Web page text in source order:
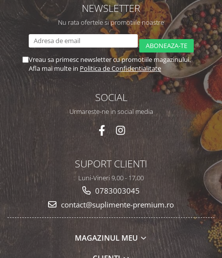
NEWSLETTER
Nu rata ofertele si promotiile noastre
Vreau sa primesc newsletter cu promotiile magazinului.
Afla mai multe in Politica de Confidentialitate
SOCIAL
Urmareste-ne in social media
SUPORT CLIENTI
Luni-Vineri 9,00 - 17,00
0783003045
contact@suplimente-premium.ro
MAGAZINUL MEU